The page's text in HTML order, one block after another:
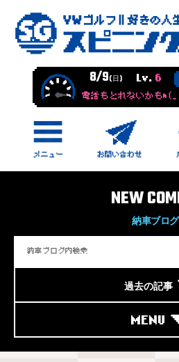
8/9(日) Lv. 6
電話もとれないかも
NEW
納車ブログ
過去の記事
MENU